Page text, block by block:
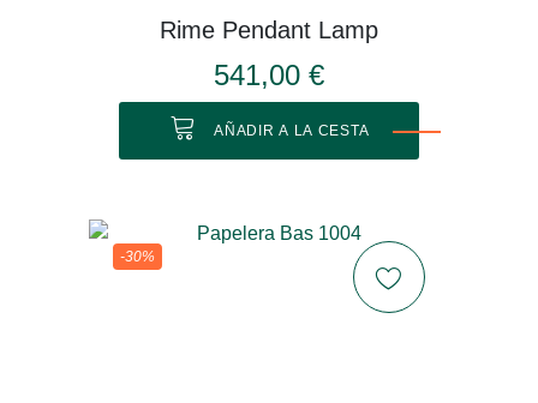
Rime Pendant Lamp
541,00 €
AÑADIR A LA CESTA
-30%